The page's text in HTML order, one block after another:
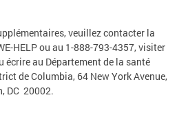
veuillez contacter la
HELP ou au 1-888-793-4357, visiter
écrire au Département de la santé
de Columbia, 64 New York Avenue,
DC 20002.